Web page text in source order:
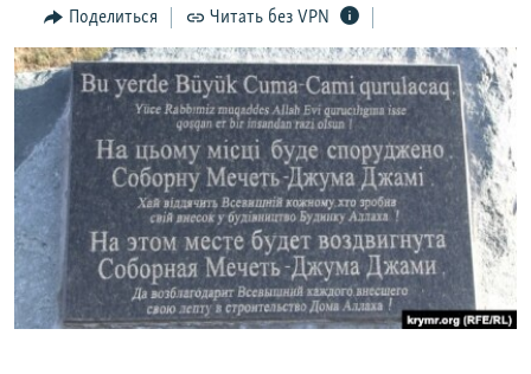
Вернутся
поиску
ИНТЕРАКТИВ
ИНФОГРАФИКА
ТЕЛЕПРОЕКТ КРЫМ.РЕАЛИИ
СОВЕТЫ ПРАВОЗАЩИТНИКОВ
ПРОПАВШИЕ БЕЗ ВЕСТИ
ПОБЕДИТЕЛЕЙ НЕ СУДЯТ?
КРЫМ.НЕПОКОРЕННЫЙ
ELIFBE
РАДІО СВОБОДА
КАК ОБОЙТИ БЛОКИРОВКУ
Українською
Qırımtatar
ПРИСОЕДИНЯЙТЕСЬ!
Поделиться Читать без VPN